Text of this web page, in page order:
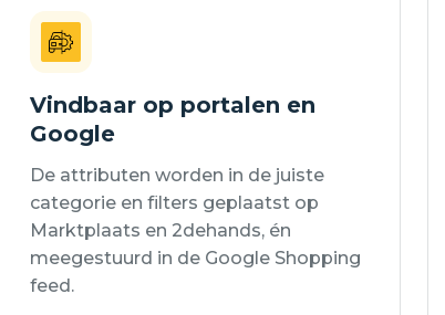
Vindbaar op portalen en
Google
De attributen worden in de juiste
categorie en filters geplaatst op
Marktplaats en 2dehands, én
meegestuurd in de Google Shopping
feed.